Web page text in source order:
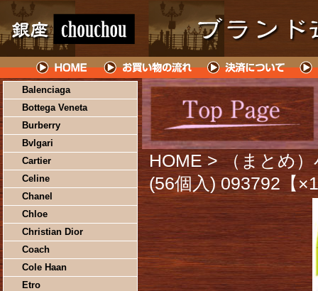
Balenciaga
Bottega Veneta
Burberry
Bvlgari
Cartier
Celine
Chanel
Chloe
Christian Dior
Coach
Cole Haan
Etro
HOME > （まとめ
(56個入) 093792【